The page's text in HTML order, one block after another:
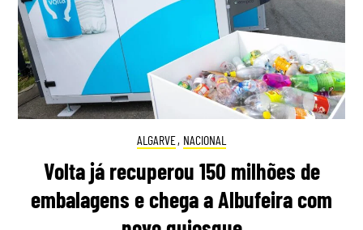
ALGARVE, NACIONAL
Volta já recuperou 150 milhões de
embalagens e chega a Albufeira com